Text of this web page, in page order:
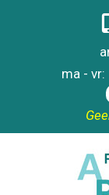
ma -